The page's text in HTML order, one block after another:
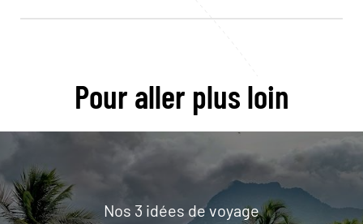
Pour aller plus loin
Nos 3 idées de voyage